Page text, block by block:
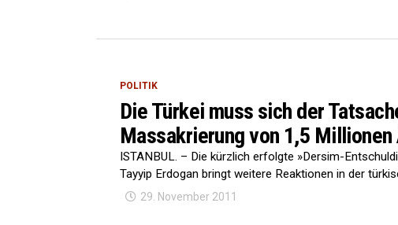
POLITIK
Die Türkei muss sich der
Massakrierung von 1,5
ISTANBUL. – Die kürzlich erfolgte »Dersim-
Tayyip Erdogan bringt weitere Reaktionen in der
29. November 2011